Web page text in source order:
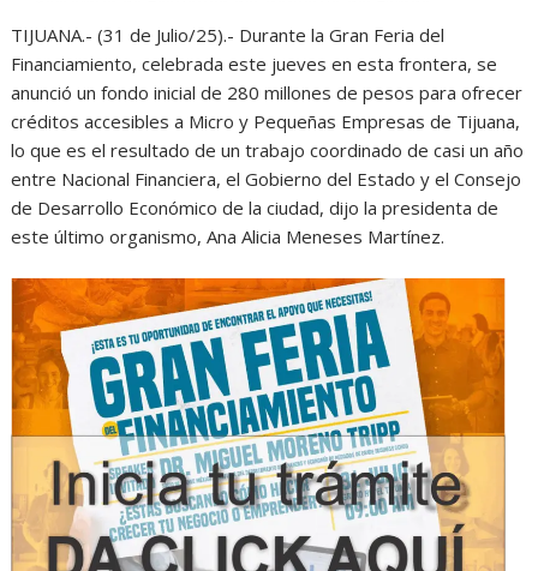
TIJUANA.- (31 de Julio/25).- Durante la Gran Feria del
Financiamiento, celebrada este jueves en esta frontera, se
anunció un fondo inicial de 280 millones de pesos para ofrecer
créditos accesibles a Micro y Pequeñas Empresas de Tijuana,
lo que es el resultado de un trabajo coordinado de casi un año
entre Nacional Financiera, el Gobierno del Estado y el Consejo
de Desarrollo Económico de la ciudad, dijo la presidenta de
este último organismo, Ana Alicia Meneses Martínez.